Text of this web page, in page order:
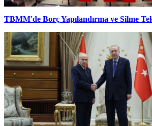
TBMM'de Borç Yapılandırma ve Silme